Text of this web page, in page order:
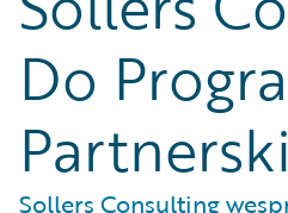
Do
Sollers Consulting